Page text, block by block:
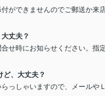
ができませんのでご郵送か来
丈夫？
せ時にお知らせください。指
ど、大丈夫？
っしゃいますので、メールや